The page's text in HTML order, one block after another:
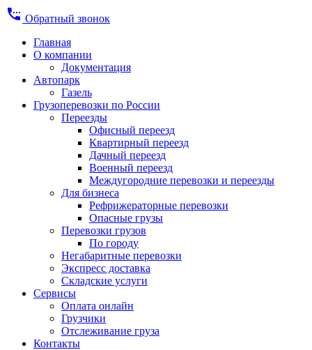
settings_phone Обратный звонок
Главная
О компании
Документация
Автопарк
Газель
Грузоперевозки по России
Переезды
Офисный переезд
Квартирный переезд
Дачный переезд
Военный переезд
Междугородние перевозки и переезды
Для бизнеса
Рефрижераторные перевозки
Опасные грузы
Перевозки грузов
По городу
Негабаритные перевозки
Экспресс доставка
Складские услуги
Сервисы
Оплата онлайн
Грузчики
Отслеживание груза
Контакты